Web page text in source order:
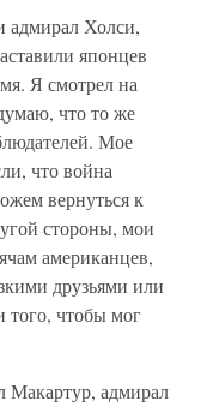
адмирал Холси,
японцев
Я смотрел на
что то же
Мое
что война
вернуться к
стороны, мои
американцев,
друзьями или
того, чтобы мог
Макартур, адмирал